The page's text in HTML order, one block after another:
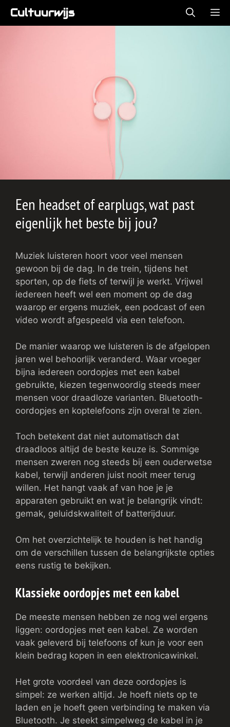
naarCultuurwijs
Een headset of earplugs, wat past
eigenlijk het beste bij jou?
Muziek luisteren hoort voor veel mensen
gewoon bij de dag. In de trein, tijdens het
sporten, op de fiets of terwijl je werkt. Vrijwel
iedereen heeft wel een moment op de dag
waarop er ergens muziek, een podcast of een
video wordt afgespeeld via een telefoon.
De manier waarop we luisteren is de afgelopen
jaren wel behoorlijk veranderd. Waar vroeger
bijna iedereen oordopjes met een kabel
gebruikte, kiezen tegenwoordig steeds meer
mensen voor draadloze varianten. Bluetooth-
oordopjes en koptelefoons zijn overal te zien.
Toch betekent dat niet automatisch dat
draadloos altijd de beste keuze is. Sommige
mensen zweren nog steeds bij een ouderwetse
kabel, terwijl anderen juist nooit meer terug
willen. Het hangt vaak af van hoe je je
apparaten gebruikt en wat je belangrijk vindt:
gemak, geluidskwaliteit of batterijduur.
Om het overzichtelijk te houden is het handig
om de verschillen tussen de belangrijkste opties
eens rustig te bekijken.
Klassieke oordopjes met een kabel
De meeste mensen hebben ze nog wel ergens
liggen: oordopjes met een kabel. Ze worden
vaak geleverd bij telefoons of kun je voor een
klein bedrag kopen in een elektronicawinkel.
Het grote voordeel van deze oordopjes is
simpel: ze werken altijd. Je hoeft niets op te
laden en je hoeft geen verbinding te maken via
Bluetooth. Je steekt simpelweg de kabel in je